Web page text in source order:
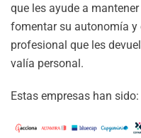
que les ayude a
fomentar su autonomía
profesional que les
valía personal.
Estas empresas han sido: